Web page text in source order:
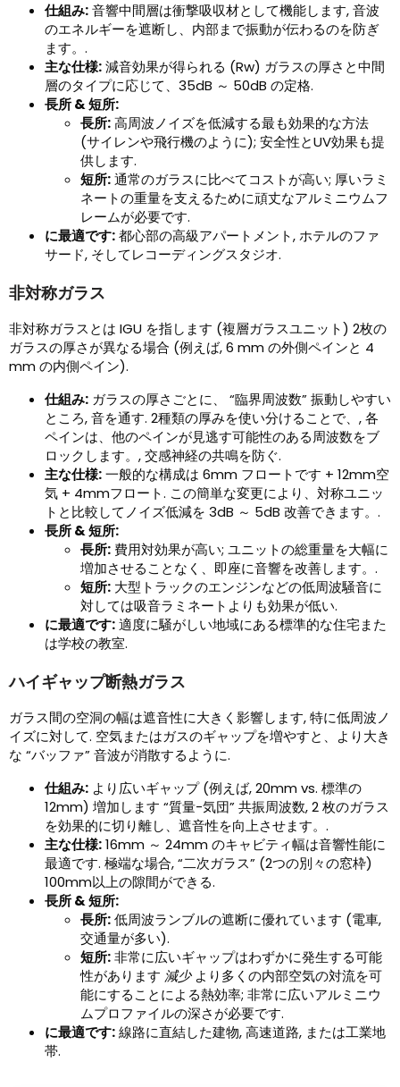
仕組み:音響中間層は衝撃吸収材として機能します, 音波
のエネルギーを遮断し、内部まで振動が伝わるのを防ぎ
ます。.
主な仕様:減音効果が得られる (Rw) ガラスの厚さと中間
層のタイプに応じて、35dB ～ 50dB の定格.
長所 & 短所:
長所:高周波ノイズを低減する最も効果的な方法
(サイレンや飛行機のように); 安全性とUV効果も提
供します.
短所:通常のガラスに比べてコストが高い; 厚いラミ
ネートの重量を支えるために頑丈なアルミニウムフ
レームが必要です.
に最適です:都心部の高級アパートメント, ホテルのファ
サード, そしてレコーディングスタジオ.
非対称ガラス
非対称ガラスとは IGU を指します (複層ガラスユニット) 2枚の
ガラスの厚さが異なる場合 (例えば, 6 mm の外側ペインと 4
mm の内側ペイン).
仕組み: ガラスの厚さごとに、 “臨界周波数” 振動しやすい
ところ, 音を通す. 2種類の厚みを使い分けることで、, 各
ペインは、他のペインが見逃す可能性のある周波数をブ
ロックします。, 交感神経の共鳴を防ぐ.
主な仕様:一般的な構成は 6mm フロートです + 12mm空
気 + 4mmフロート. この簡単な変更により、対称ユニッ
トと比較してノイズ低減を 3dB ～ 5dB 改善できます。.
長所 & 短所:
長所: 費用対効果が高い; ユニットの総重量を大幅に
増加させることなく、即座に音響を改善します。.
短所: 大型トラックのエンジンなどの低周波騒音に
対しては吸音ラミネートよりも効果が低い.
に最適です:適度に騒がしい地域にある標準的な住宅また
は学校の教室.
ハイギャップ断熱ガラス
ガラス間の空洞の幅は遮音性に大きく影響します, 特に低周波ノ
イズに対して. 空気またはガスのギャップを増やすと、より大き
な “バッファ” 音波が消散するように.
仕組み: より広いギャップ (例えば, 20mm vs. 標準の
12mm) 増加します “質量-気団” 共振周波数, 2 枚のガラス
を効果的に切り離し、遮音性を向上させます。.
主な仕様:16mm ～ 24mm のキャビティ幅は音響性能に
最適です. 極端な場合, “二次ガラス” (2つの別々の窓枠)
100mm以上の隙間ができる.
長所 & 短所:
長所:低周波ランブルの遮断に優れています (電車,
交通量が多い).
短所:非常に広いギャップはわずかに発生する可能
性があります 減少より多くの内部空気の対流を可
能にすることによる熱効率; 非常に広いアルミニウ
ムプロファイルの深さが必要です.
に最適です:線路に直結した建物, 高速道路, または工業地
帯.